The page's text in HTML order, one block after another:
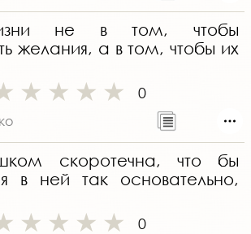
не в том, чтобы
желания, а в том, чтобы их
0
скоротечна, что бы
в ней так основательно,
0